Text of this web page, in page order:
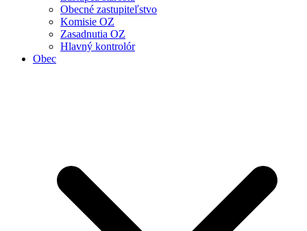
Obecné zastupiteľstvo
Komisie OZ
Zasadnutia OZ
Hlavný kontrolór
Obec